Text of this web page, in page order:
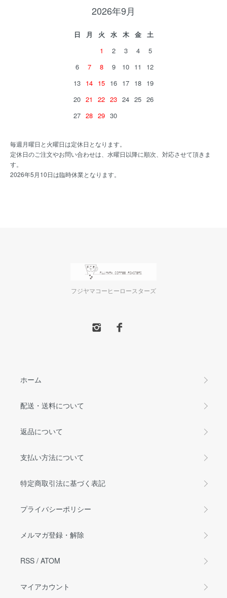
2026年9月
日 月 火 水 木 金
土
1
2 3 4
5
6
7 8 9 10 11
12
13 14 15 16 17 18 19
20 21 22 23 24 25 26
27 28 29 30
毎週月曜日と火曜日は定休日となります。
定休日のご注文やお問い合わせは、水曜日以降に順次、対応させて頂きま
す。
2026年5月10日は臨時休業となります。
フジヤマコーヒーロースターズ
ホーム
配送・送料について
返品について
支払い方法について
特定商取引法に基づく表記
プライバシーポリシー
メルマガ登録・解除
RSS / ATOM
マイアカウント